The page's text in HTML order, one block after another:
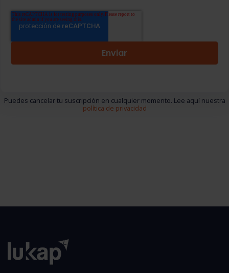
Puedes cancelar tu suscripción en cualquier momento. Lee aquí nuestra
política de privacidad